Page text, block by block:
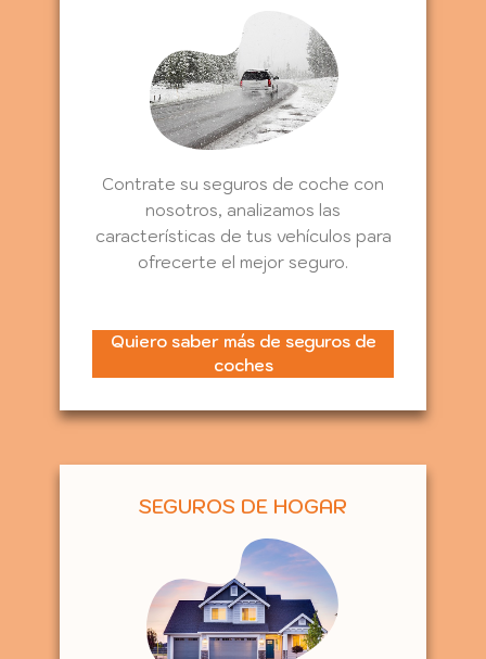
Contrate su seguros de coche con
nosotros, analizamos las
características de tus vehículos para
ofrecerte el mejor seguro.
Quiero saber más de seguros de
coches
SEGUROS DE HOGAR